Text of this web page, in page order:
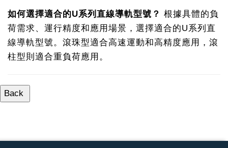
如何選擇適合的U系列直線導軌型號？ 根據具體的負
荷需求、運行精度和應用場景，選擇適合的U系列直
線導軌型號。滾珠型適合高速運動和高精度應用，滾
柱型則適合重負荷應用。